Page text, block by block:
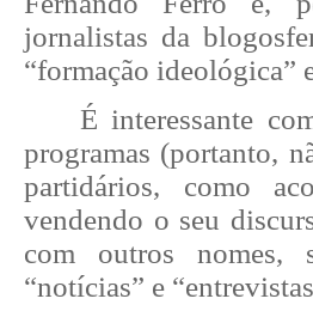
jornalistas da
“formação ideológica”
É interessante
programas (portanto,
partidários, como
vendendo o seu
com outros nomes,
“notícias” e